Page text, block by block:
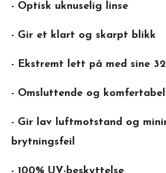
- Optisk uknuselig linse
- Gir et klart og skarpt blikk
- Ekstremt lett på med sine
- Omsluttende og
- Gir lav luftmotstand og
brytningsfeil